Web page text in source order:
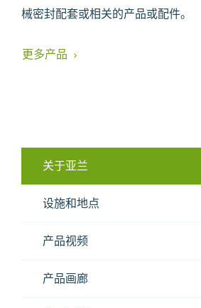
械密封配套或相关的产品或配件。
更多产品
关于亚兰
设施和地点
产品视频
产品画廊